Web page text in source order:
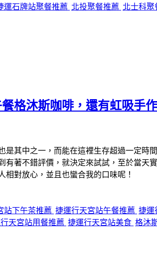
運石牌站聚餐推薦 北投聚餐推薦 北士科聚
格沐斯咖啡，還有虹吸手
其中之一，而能在這裡生存超過一定
著不錯評價，就決定來試試，至於當
對放心，並且也蠻合我的口味呢！
站下午茶推薦 捷運行天宮站午餐推薦 捷運
天宮站用餐推薦 捷運行天宮站美食 格沐